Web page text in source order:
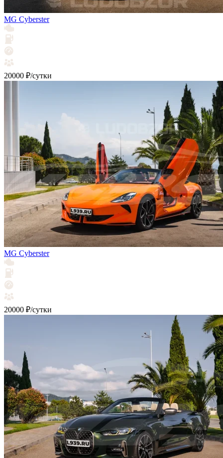
MG Cyberster
20000 ₽/сутки
MG Cyberster
20000 ₽/сутки